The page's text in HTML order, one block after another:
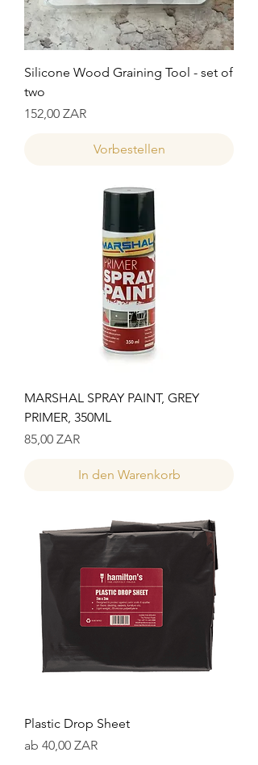
Silicone Wood Graining Tool - set of
two
Preis
152,00 ZAR
Vorbestellen
MARSHAL SPRAY PAINT, GREY
PRIMER, 350ML
Preis
85,00 ZAR
In den Warenkorb
Plastic Drop Sheet
ab 40,00 ZAR
Sale-Preis